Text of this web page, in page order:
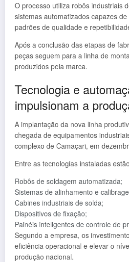
O processo utiliza robôs industriais
sistemas automatizados capazes
padrões de qualidade e
Após a conclusão das etapas de
peças seguem para a linha de
produzidos pela marca.
Tecnologia e
impulsionam a
A implantação da nova linha
chegada de equipamentos
complexo de Camaçari, em
Entre as tecnologias instaladas
Robôs de soldagem automatizada;
Sistemas de alinhamento e
Cabines industriais de solda;
Dispositivos de fixação;
Painéis inteligentes de controle de
Segundo a empresa, os
eficiência operacional e elevar o
produção nacional.